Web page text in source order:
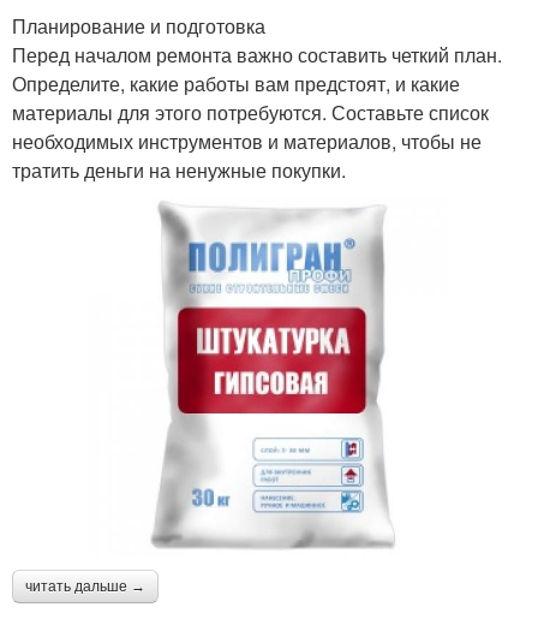
Планирование и подготовка
Перед началом ремонта важно составить четкий план.
Определите, какие работы вам предстоят, и какие
материалы для этого потребуются. Составьте список
необходимых инструментов и материалов, чтобы не
тратить деньги на ненужные покупки.
читать дальше →